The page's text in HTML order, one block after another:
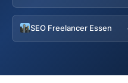
SEO Freelancer Essen